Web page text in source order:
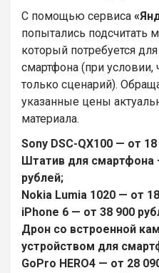
С помощью сервиса
попытались
который потребуется
смартфона (при условии,
только сценарий).
указанные цены
материала.
Sony DSC-QX100 — от
Штатив для смартфона
рублей;
Nokia Lumia 1020 — от
iPhone 6 — от 38 900
Дрон со встроенной
устройством для
GoPro HERO4 — от 28